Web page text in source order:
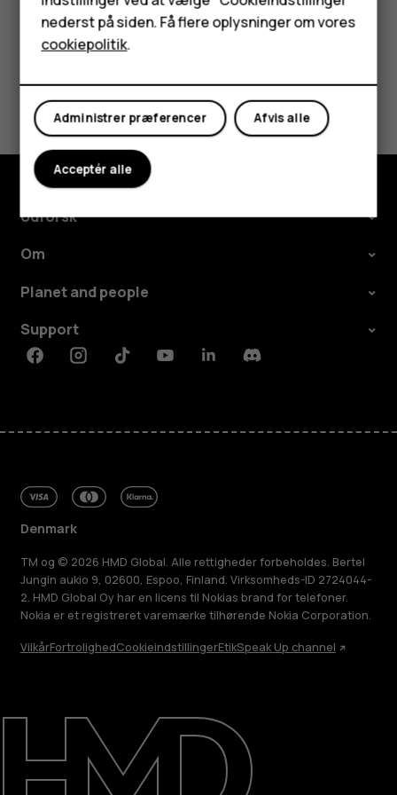
Tablets
Min konto
Om
Reparer, genbrug, genanvend
Support
Synes du, dette var nyttigt?
Ja Nej
Udforsk
Om
Planet and people
Support
FacebookInstagramTiktokYoutubeLinkedinDiscord
Denmark
TM og © 2026 HMD Global. Alle rettigheder forbeholdes. Bertel
Jungin aukio 9, 02600, Espoo, Finland. Virksomheds-ID 2724044-
2. HMD Global Oy har en licens til Nokias brand for telefoner.
Nokia er et registreret varemærke tilhørende Nokia Corporation.
VilkårFortrolighedCookieindstillingerEtikSpeak Up channel
nederst på siden. Få flere oplysninger om vores
cookiepolitik.
Afvis alle
Administrer præferencer
Acceptér alle